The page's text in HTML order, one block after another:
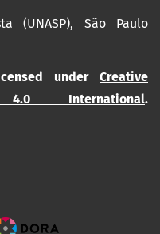
(UNASP), São Paulo
under Creative
International.